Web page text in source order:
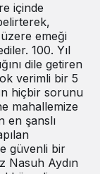
içinde
emeği
100. Yıl
dile getiren
verimli bir 5
hiçbir sorunu
mahallemize
en şanslı
güvenli bir
Nasuh Aydın